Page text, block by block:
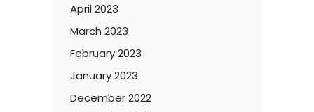
April 2023
March 2023
February 2023
January 2023
December 2022